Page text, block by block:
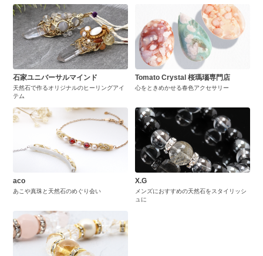
石家ユニバーサルマインド
天然石で作るオリジナルのヒーリングアイ
テム
Tomato Crystal 桜瑪瑙専門店
心をときめかせる春色アクセサリー
aco
あこや真珠と天然石のめぐり会い
X.G
メンズにおすすめの天然石をスタイリッシ
ュに